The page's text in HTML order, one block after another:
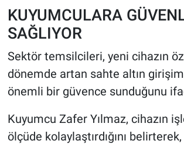
KUYUMCULARA
SAĞLIYOR
Sektör temsilcileri, yeni cihazın
dönemde artan sahte altın
önemli bir güvence sunduğunu
Kuyumcu Zafer Yılmaz, cihazın
ölçüde kolaylaştırdığını